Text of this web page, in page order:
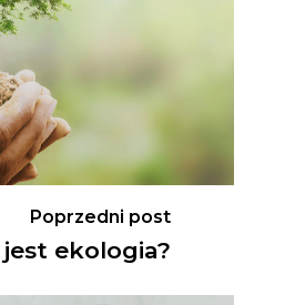
Poprzedni post
ekologia?